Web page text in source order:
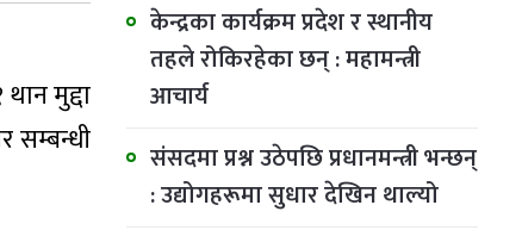
मुद्दा
सम्बन्धी
केन्द्रका कार्यक्रम प्रदेश र स्थानीय
तहले रोकिरहेका छन् : महामन्त्री
आचार्य
संसदमा प्रश्न उठेपछि प्रधानमन्त्री भन्छन्
: उद्योगहरूमा सुधार देखिन थाल्यो